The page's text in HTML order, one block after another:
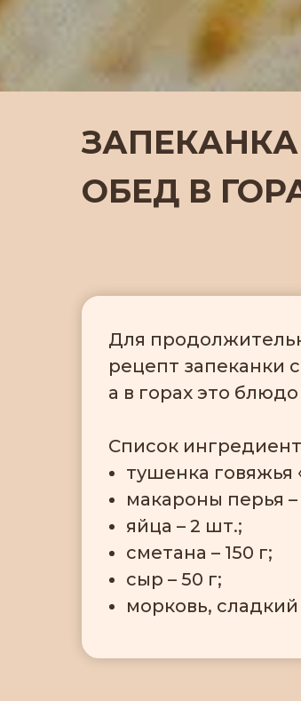
ОБЕД В
Для
рецепт запеканки с
а в горах это
Список
тушенка говяжья
макароны перья
яйца – 2 шт.;
сметана – 150 г;
сыр – 50 г;
морковь,